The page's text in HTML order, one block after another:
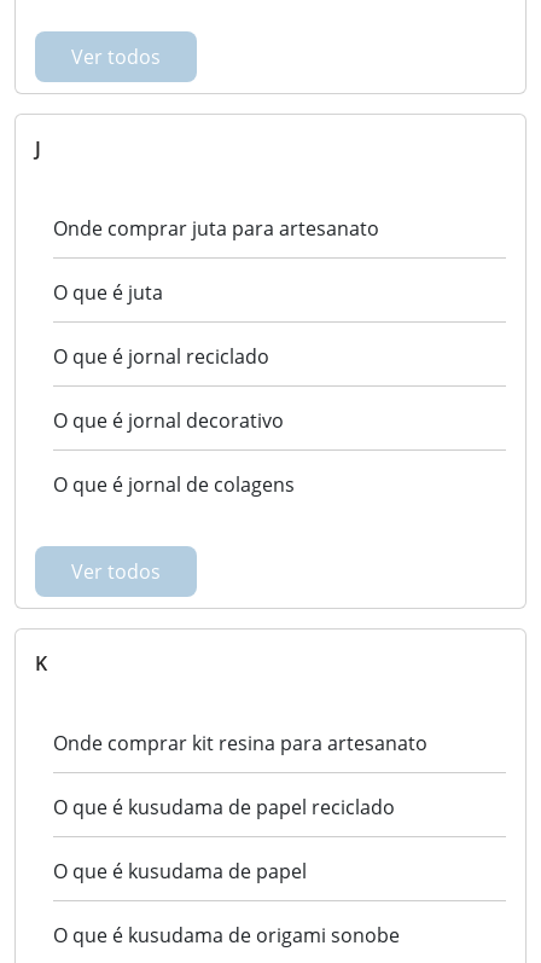
Ver todos
J
Onde comprar juta para artesanato
O que é juta
O que é jornal reciclado
O que é jornal decorativo
O que é jornal de colagens
Ver todos
K
Onde comprar kit resina para artesanato
O que é kusudama de papel reciclado
O que é kusudama de papel
O que é kusudama de origami sonobe